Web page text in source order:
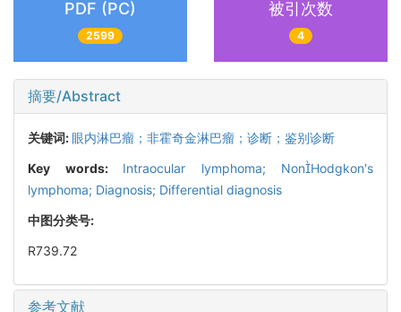
PDF (PC)
2599
被引次数
4
摘要/Abstract
关键词:眼内淋巴瘤；非霍奇金淋巴瘤；诊断；鉴别诊断
Key words: Intraocular lymphoma; NonHodgkon′s
lymphoma; Diagnosis; Differential diagnosis
中图分类号:
R739.72
参考文献